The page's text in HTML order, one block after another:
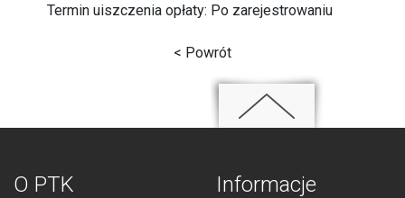
Termin uiszczenia opłaty: Po zarejestrowaniu
< Powrót
O PTK Informacje